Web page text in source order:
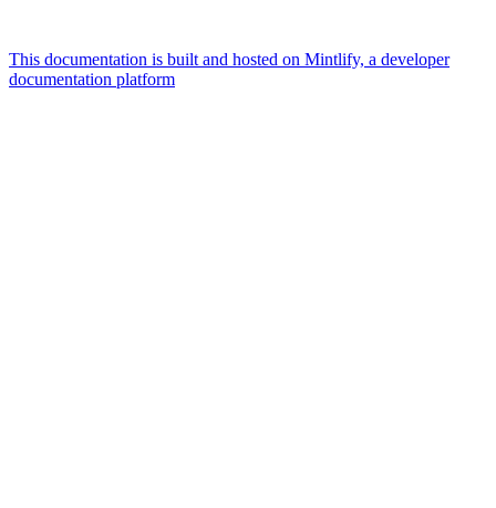
This documentation is built and hosted on Mintlify, a developer
documentation platform